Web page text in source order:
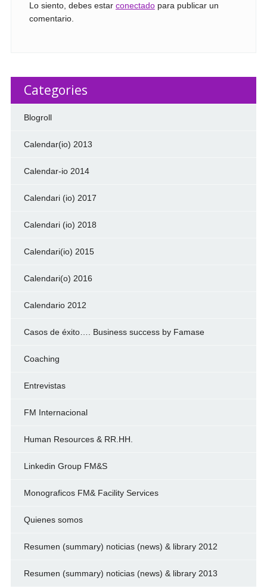
Lo siento, debes estar conectadopara publicar un
comentario.
Categories
Blogroll
Calendar(io) 2013
Calendar-io 2014
Calendari (io) 2017
Calendari (io) 2018
Calendari(io) 2015
Calendari(o) 2016
Calendario 2012
Casos de éxito…. Business success by Famase
Coaching
Entrevistas
FM Internacional
Human Resources & RR.HH.
Linkedin Group FM&S
Monograficos FM& Facility Services
Quienes somos
Resumen (summary) noticias (news) & library 2012
Resumen (summary) noticias (news) & library 2013